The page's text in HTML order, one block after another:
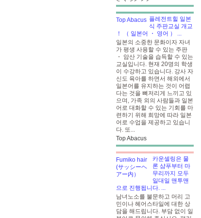
플레전트힐 일본
식 주판교실 개교
！ （ 일본어 ・ 영어 ） ...
일본의 소중한 문화이자 자녀
가 평생 사용할 수 있는 주판
・ 암산 기술을 습득할 수 있는
교실입니다. 현재 20명의 학생
이 수강하고 있습니다. 강사 자
신도 육아를 하면서 해외에서
일본어를 유지하는 것이 어렵
다는 것을 뼈저리게 느끼고 있
으며, 가족 외의 사람들과 일본
어로 대화할 수 있는 기회를 마
련하기 위해 희망에 따라 일본
어로 수업을 제공하고 있습니
다. 또...
Top Abacus
카운셀링은 물
론 샴푸부터 마
무리까지 모두
일대일 맨투맨
으로 진행됩니다. ...
남녀노소를 불문하고 머리 고
민이나 헤어스타일에 대한 상
담을 해드립니다. 부담 없이 일